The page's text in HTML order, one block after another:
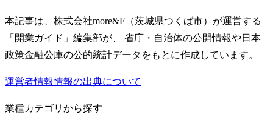
本記事は、株式会社more&F（茨城県つくば市）が運営する
「開業ガイド」編集部が、 省庁・自治体の公開情報や日本
政策金融公庫の公的統計データをもとに作成しています。
運営者情報情報の出典について
業種カテゴリから探す